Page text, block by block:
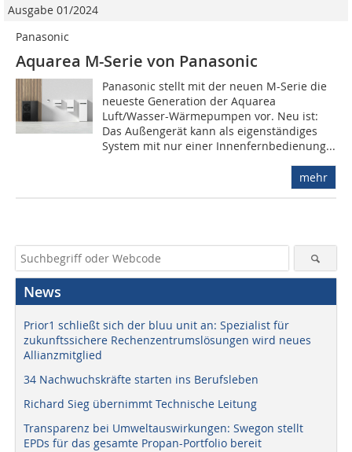
Ausgabe 01/2024
Panasonic
Aquarea M-Serie von Panasonic
Panasonic stellt mit der neuen M-Serie die
neueste Generation der Aquarea
Luft/Wasser-Wärmepumpen vor. Neu ist:
Das Außengerät kann als eigenständiges
System mit nur einer Innenfernbedienung...
mehr
News
Prior1 schließt sich der bluu unit an: Spezialist für
zukunftssichere Rechenzentrumslösungen wird neues
Allianzmitglied
34 Nachwuchskräfte starten ins Berufsleben
Richard Sieg übernimmt Technische Leitung
Transparenz bei Umweltauswirkungen: Swegon stellt
EPDs für das gesamte Propan-Portfolio bereit